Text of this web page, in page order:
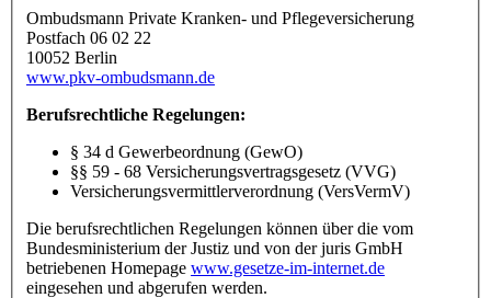
Ombudsmann Private Kranken- und Pflegeversicherung
Postfach 06 02 22
10052 Berlin
www.pkv-ombudsmann.de
Berufsrechtliche Regelungen:
§ 34 d Gewerbeordnung (GewO)
§§ 59 - 68 Versicherungsvertragsgesetz (VVG)
Versicherungsvermittlerverordnung (VersVermV)
Die berufsrechtlichen Regelungen können über die vom
Bundesministerium der Justiz und von der juris GmbH
betriebenen Homepage www.gesetze-im-internet.de
eingesehen und abgerufen werden.